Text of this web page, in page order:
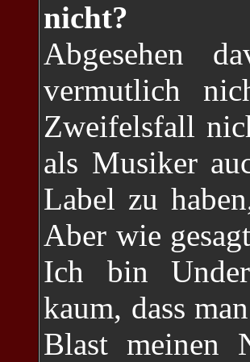
nicht?
Abgesehen
vermutlich
Zweifelsfall
als Musiker
Label zu
Aber wie
Ich bin
kaum, dass
Blast meinen